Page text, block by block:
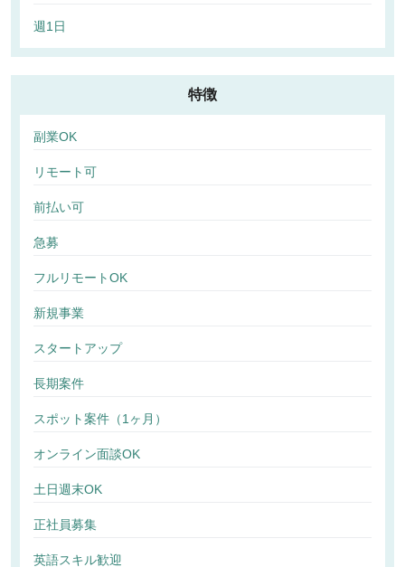
週1日
特徴
副業OK
リモート可
前払い可
急募
フルリモートOK
新規事業
スタートアップ
長期案件
スポット案件（1ヶ月）
オンライン面談OK
土日週末OK
正社員募集
英語スキル歓迎